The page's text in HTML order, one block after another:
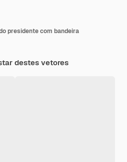
presidente com bandeira
destes vetores